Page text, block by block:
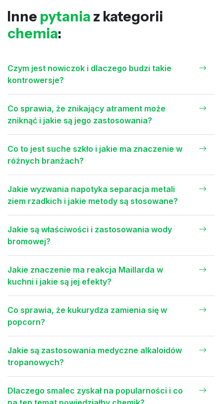
Inne pytania z kategorii
chemia:
Czym jest nowiczok i dlaczego budzi takie
kontrowersje?
Co sprawia, że znikający atrament może
zniknąć i jakie są jego zastosowania?
Co to jest suche szkło i jakie ma znaczenie w
różnych branżach?
Jakie wyzwania napotyka separacja metali
ziem rzadkich i jakie metody są stosowane?
Jakie są właściwości i zastosowania wody
bromowej?
Jakie znaczenie ma reakcja Maillarda w
kuchni i jakie są jej efekty?
Co sprawia, że kukurydza zamienia się w
popcorn?
Jakie są zastosowania medyczne alkaloidów
tropanowych?
Dlaczego smalec zyskał na popularności i co